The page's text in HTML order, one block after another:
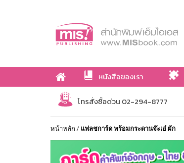
หนังสือของเรา
เกี่ยวกับเรา
โทรสั่งซื้อด่วน 02-294-8777
หน้าหลัก / แฟลชการ์ด พร้อมกระดานจ๊ะเอ๋ ผัก